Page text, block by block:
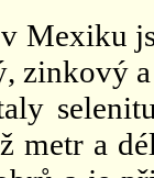
Mexiku
zinkový
metr a